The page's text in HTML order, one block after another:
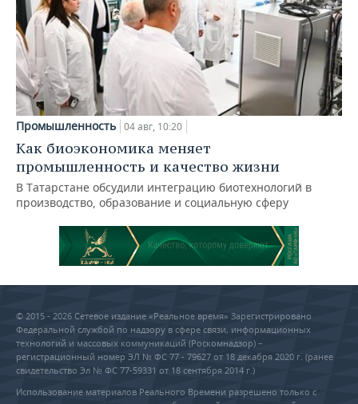
Промышленность 04 авг, 10:20
Как биоэкономика меняет
промышленность и качество жизни
В Татарстане обсудили интеграцию биотехнологий в
производство, образование и социальную сферу
© 2015 - 2026 Сетевое издание «Реальное время» Зарегистрировано
Федеральной службой по надзору в сфере связи, информационных
технологий и массовых коммуникаций (Роскомнадзор) –
регистрационный номер ЭЛ № ФС 77 - 79627 от 18 декабря 2020 г. (ранее
свидетельство Эл № ФС 77-59331 от 18 сентября 2014 г.)
Использование материалов Реального Времени разрешено только с